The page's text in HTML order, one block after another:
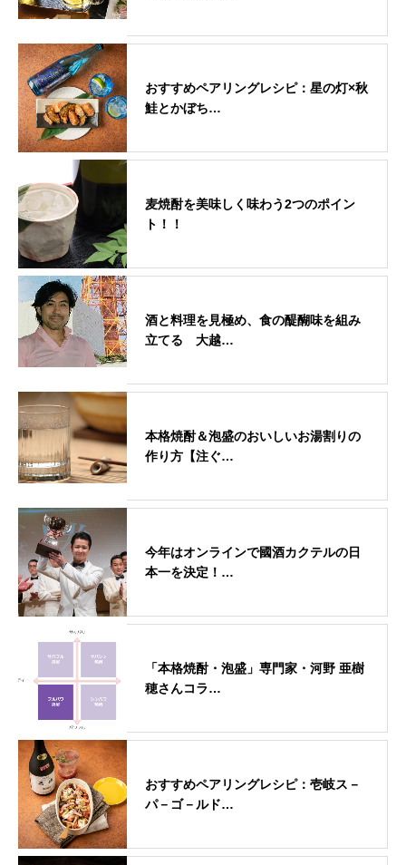
おすすめペアリングレシピ：星の灯×秋
鮭とかぼち…
麦焼酎を美味しく味わう2つのポイン
ト！！
酒と料理を見極め、食の醍醐味を組み
立てる 大越…
本格焼酎＆泡盛のおいしいお湯割りの
作り方【注ぐ…
今年はオンラインで國酒カクテルの日
本一を決定！…
「本格焼酎・泡盛」専門家・河野 亜樹
穂さんコラ…
おすすめペアリングレシピ：壱岐ス－
パ－ゴ－ルド…